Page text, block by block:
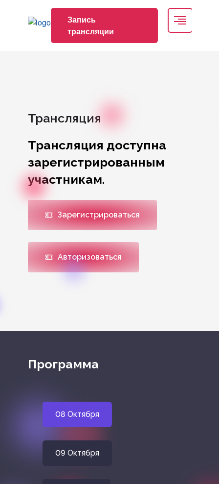
Запись
трансляции
Трансляция
Трансляция доступна
зарегистрированным
участникам.
Зарегистрироваться
Авторизоваться
Программа
08 Октября
09 Октября